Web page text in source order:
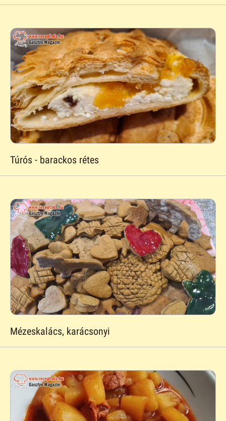
Túrós - barackos rétes
Mézeskalács, karácsonyi